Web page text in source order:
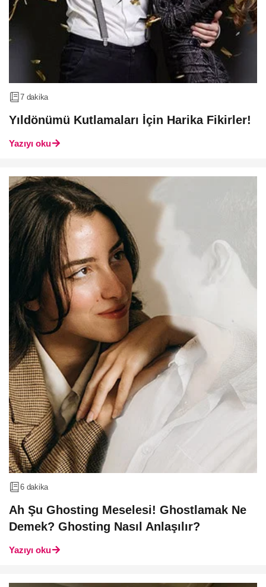
7 dakika
Yıldönümü Kutlamaları İçin Harika Fikirler!
Yazıyı oku
6 dakika
Ah Şu Ghosting Meselesi! Ghostlamak Ne
Demek? Ghosting Nasıl Anlaşılır?
Yazıyı oku